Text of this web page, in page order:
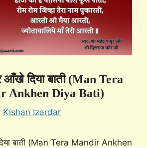
आँखे दिया बाती (Man Tera
Ankhen Diya Bati)
Kishan Izardar
बाती (Man Tera Mandir Ankhen